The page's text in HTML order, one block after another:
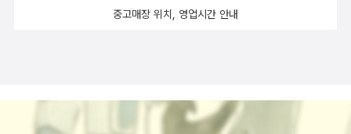
니지 않는 부둣가에선 활기가 사라지고 사람들도 하나둘 떠나갔어요
라고 이름을 지었어요아꿍이 만든 음식이 서먹해진 두 나라 사람들의
마음을 다시 이어주기를 바라면서 말이죠한국 사람들은 어느새 자지
가게를 빼앗기는 억울한 일도 있었지만 단골들 때문에 떠날 수 없었
중고매장 위치, 영업시간 안내